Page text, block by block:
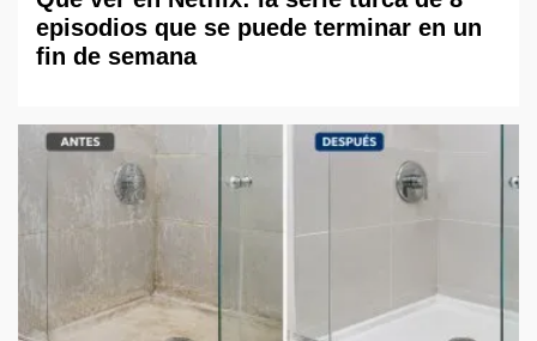
episodios que se puede terminar en un
fin de semana